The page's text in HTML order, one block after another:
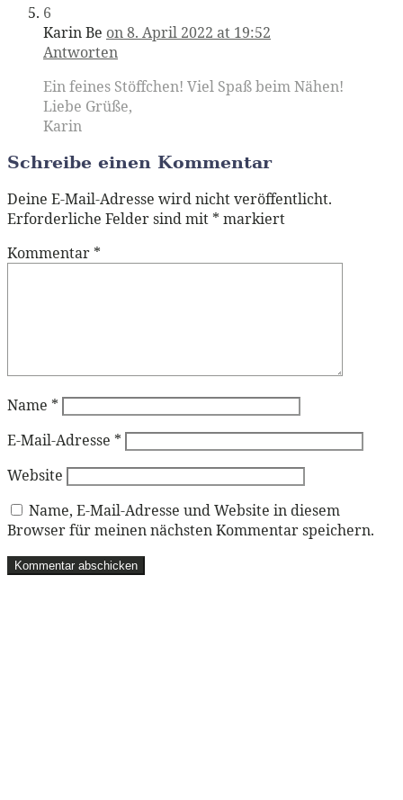
6
Karin Be on 8. April 2022 at 19:52
Antworten
Ein feines Stöffchen! Viel Spaß beim Nähen!
Liebe Grüße,
Karin
Schreibe einen Kommentar
Deine E-Mail-Adresse wird nicht veröffentlicht.
Erforderliche Felder sind mit * markiert
Kommentar *
Name *
E-Mail-Adresse *
Website
Name, E-Mail-Adresse und Website in diesem
Browser für meinen nächsten Kommentar speichern.